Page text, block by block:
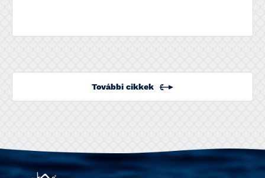
További cikkek